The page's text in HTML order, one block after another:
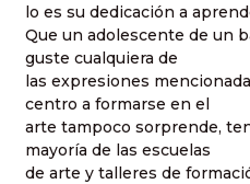
lo es su dedicación a
Que un adolescente de un
guste cualquiera de
las expresiones
centro a formarse en el
arte tampoco sorprende,
mayoría de las escuelas
de arte y talleres de